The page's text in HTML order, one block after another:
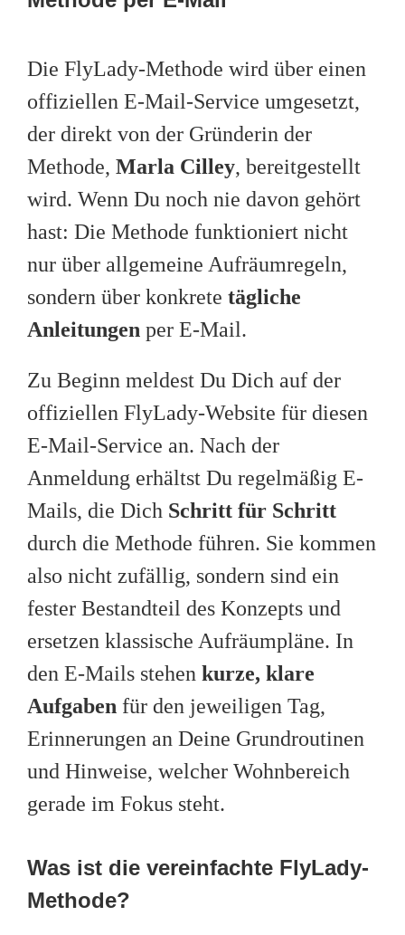
Die FlyLady-Methode wird über einen
offiziellen E-Mail-Service umgesetzt,
der direkt von der Gründerin der
Methode, Marla Cilley, bereitgestellt
wird. Wenn Du noch nie davon gehört
hast: Die Methode funktioniert nicht
nur über allgemeine Aufräumregeln,
sondern über konkrete tägliche
Anleitungen per E-Mail.
Zu Beginn meldest Du Dich auf der
offiziellen FlyLady-Website für diesen
E-Mail-Service an. Nach der
Anmeldung erhältst Du regelmäßig E-
Mails, die Dich Schritt für Schritt
durch die Methode führen. Sie kommen
also nicht zufällig, sondern sind ein
fester Bestandteil des Konzepts und
ersetzen klassische Aufräumpläne. In
den E-Mails stehen kurze, klare
Aufgaben für den jeweiligen Tag,
Erinnerungen an Deine Grundroutinen
und Hinweise, welcher Wohnbereich
gerade im Fokus steht.
Was ist die vereinfachte FlyLady-
Methode?